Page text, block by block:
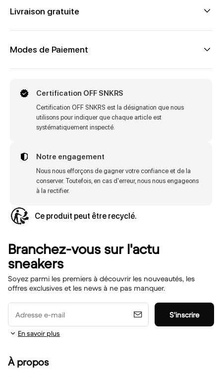
Livraison gratuite
Modes de Paiement
Certification OFF SNKRS
Certification OFF SNKRS est la désignation que nous
utilisons pour indiquer que chaque article est
systématiquement inspecté.
Notre engagement
Nous nous efforçons de gagner votre confiance et de la
conserver. Toutefois, en cas d'erreur, nous nous engageons
à la rectifier.
Ce produit peut être recyclé.
Branchez-vous sur l'actu
sneakers
Soyez parmi les premiers à découvrir les nouveautés, les
offres exclusives et les news à ne pas manquer.
Adresse e-mail S'inscrire
En savoir plus
À propos